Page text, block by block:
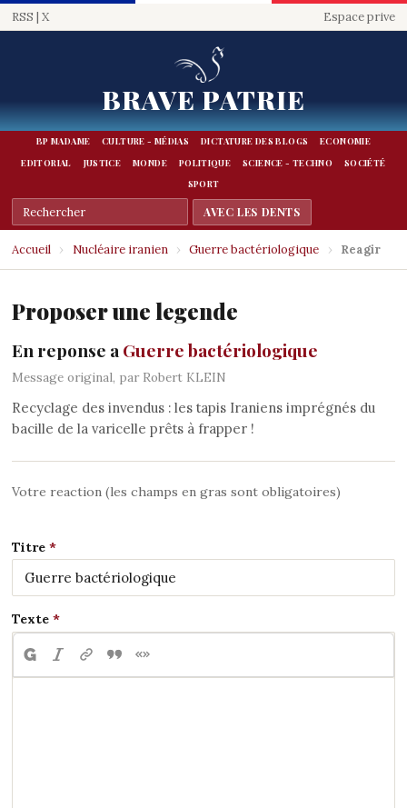
RSS | X Espace prive
BRAVE PATRIE
BP MADAME CULTURE - MÉDIAS DICTATURE DES BLOGS
ECONOMIE
EDITORIAL
JUSTICE MONDE POLITIQUE SCIENCE - TECHNO
SOCIÉTÉ
SPORT
Accueil › Nucléaire iranien › Guerre bactériologique › Reagir
Proposer une legende
En reponse a Guerre bactériologique
Message original, par Robert KLEIN
Recyclage des invendus : les tapis Iraniens imprégnés du
bacille de la varicelle prêts à frapper !
Votre reaction (les champs en gras sont obligatoires)
Titre
Texte